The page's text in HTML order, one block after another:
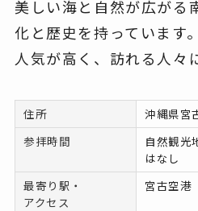
美しい海と自然が広がる
化と歴史を持っています
人気が高く、訪れる人々
住所
沖縄県宮
参拝時間
自然観光
はなし
最寄り駅・
アクセス
宮古空港